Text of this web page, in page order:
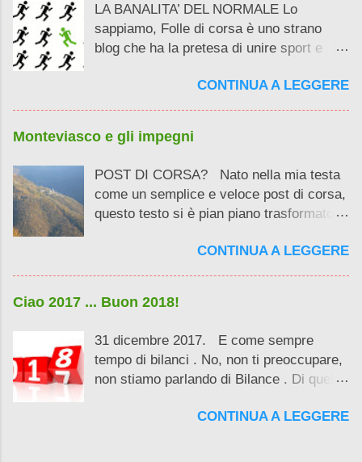
(letteralmente) da cotante graziose
attenzioni? Benvenuti ad un post
semiserio dedicato al fascino della cultura
e della divulgazione .
LA BANALITA’ DEL NORMALE Lo
sappiamo, Folle di corsa è uno strano
blog che ha la pretesa di unire sport e
accattivante, allontanandosi dalla banalità
del normale podismo e dalla noia della
libro Oloferrovie Galattiche ora in
questa linea. Prende due cose normali (la
fantascienza e l’inchiesta) per unirle in un
romanzo dove è il lettore il vero
CONTINUA A LEGGERE
Monteviasco e gli impegni
POST DI CORSA? Nato nella mia testa
come un semplice e veloce post di corsa,
questo testo si è pian piano trasformato.
poche righe Monteviasco e i prossimi
impegni ...
CONTINUA A LEGGERE
Ciao 2017 ... Buon 2018!
31 dicembre 2017. E come sempre
tempo di bilanci . No, non ti preoccupare,
non stiamo parlando di Bilance . Di quello
indossando una maglia con su scritto "
CONTINUA A LEGGERE